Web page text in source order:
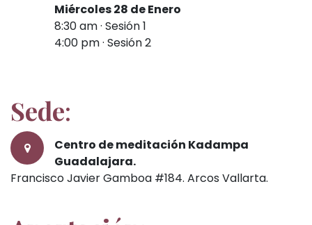
Miércoles 28 de Enero
8:30 am · Sesión 1
4:00 pm · Sesión 2​​
Sede:
Centro de meditación Kadampa
Guadalajara.
Francisco Javier Gamboa #184. Arcos Vallarta.